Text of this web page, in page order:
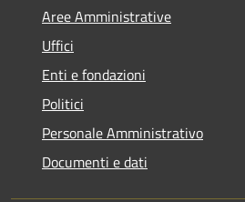
Aree Amministrative
Uffici
Enti e fondazioni
Politici
Personale Amministrativo
Documenti e dati